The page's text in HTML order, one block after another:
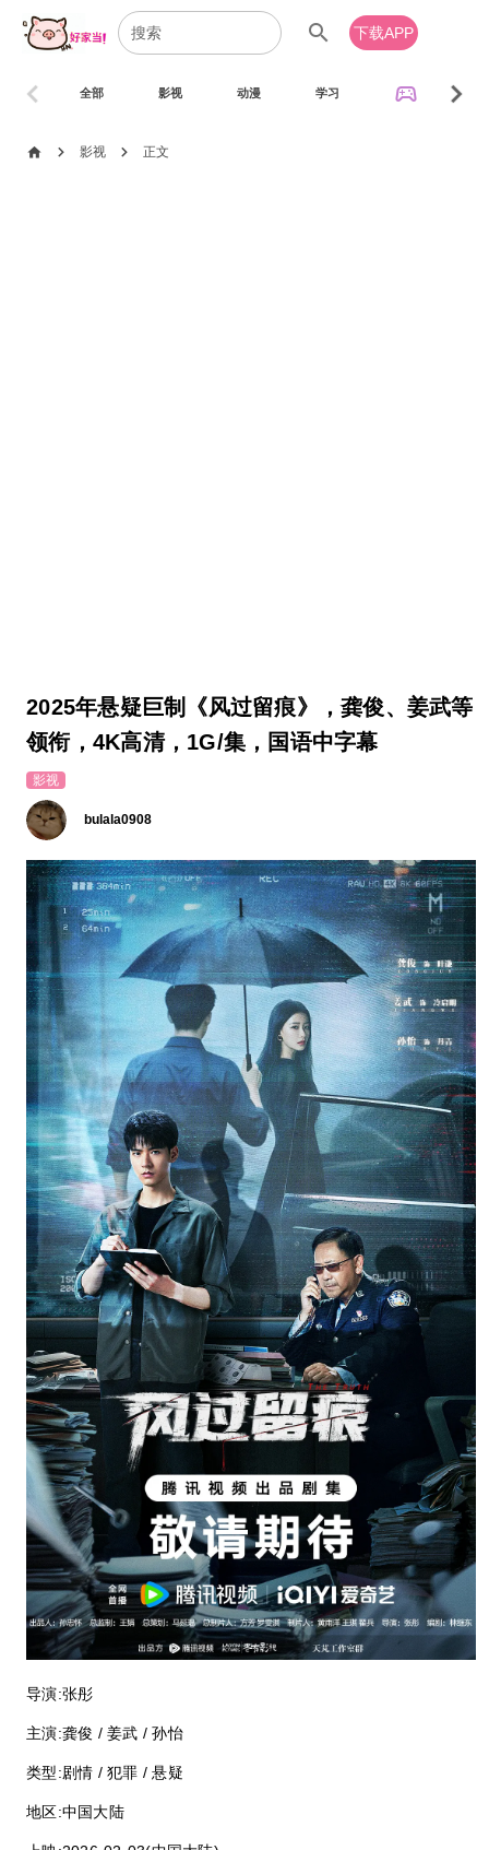
search 下载APP
全部 影视 动漫 学习 sports_esports
chevron_left chevron_right
home chevron_right 影视 chevron_right 正文
2025年悬疑巨制《风过留痕》，龚俊、姜武等
领衔，4K高清，1G/集，国语中字幕
影视
bulala0908
导演:张彤
主演:龚俊 / 姜武 / 孙怡
类型:剧情 / 犯罪 / 悬疑
地区:中国大陆